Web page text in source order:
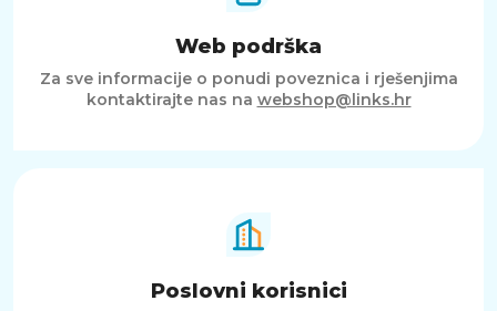
Web podrška
Za sve informacije o ponudi poveznica i rješenjima
kontaktirajte nas na webshop@links.hr
Poslovni korisnici